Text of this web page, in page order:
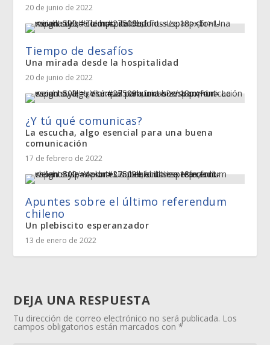
20 de junio de 2022
Tiempo de desafíos
Una mirada desde la hospitalidad
20 de junio de 2022
¿Y tú qué comunicas?
La escucha, algo esencial para una buena
comunicación
17 de febrero de 2022
Apuntes sobre el último referendum
chileno
Un plebiscito esperanzador
13 de enero de 2022
DEJA UNA RESPUESTA
Tu dirección de correo electrónico no será publicada. Los
campos obligatorios están marcados con*